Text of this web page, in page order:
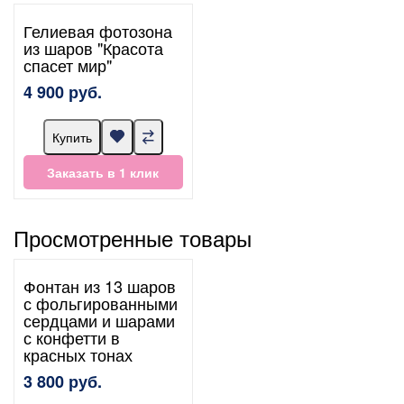
Гелиевая фотозона
из шаров "Красота
спасет мир"
4 900 руб.
Купить
Заказать в 1 клик
Просмотренные товары
Фонтан из 13 шаров
с фольгированными
сердцами и шарами
с конфетти в
красных тонах
3 800 руб.